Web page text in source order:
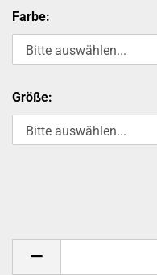
Farbe:
Größe: